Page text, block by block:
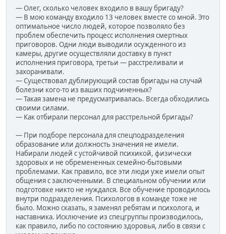
— Олег, сколько человек входило в вашу бригаду?
— В мою команду входило 13 человек вместе со мной. Это
оптимальное число людей, которое позволяло без
проблем обеспечить процесс исполнения смертных
приговоров. Одни люди выводили осужденного из
камеры, другие осуществляли доставку в пункт
исполнения приговора, третьи — расстреливали и
захоранивали.
— Существовал дублирующий состав бригады на случай
болезни кого-то из ваших подчиненных?
— Такая замена не предусматривалась. Всегда обходились
своими силами.
— Как отбирали персонал для расстрельной бригады?
— При подборе персонала для спецподразделения
образование или должность значения не имели.
Набирали людей с устойчивой психикой, физически
здоровых и не обремененных семейно-бытовыми
проблемами. Как правило, все эти люди уже имели опыт
общения с заключенными. В специальном обучении или
подготовке никто не нуждался. Все обучение проводилось
внутри подразделения. Психологов в команде тоже не
было. Можно сказать, я заменял ребятам и психолога, и
наставника. Исключение из спецгруппы производилось,
как правило, либо по состоянию здоровья, либо в связи с